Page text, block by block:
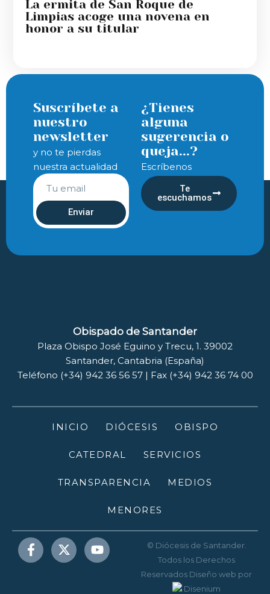
La ermita de San Roque de
Limpias acoge una novena en
honor a su titular
Suscríbete a
nuestro
newsletter
y no te pierdas
nuestra actualidad
Enviar
¿Tienes
alguna
sugerencia o
queja...?
Escríbenos
Te
escuchamos
Obispado de Santander
Plaza Obispo José Eguino y Trecu, 1. 39002
Santander, Cantabria (España)
Teléfono (+34) 942 36 56 57 | Fax (+34) 942 36 74 00
INICIO DIÓCESIS OBISPO
CATEDRAL SERVICIOS
TRANSPARENCIA MEDIOS
MENORES
© Diócesis de Santander.
Todos los Derechos
Reservados Diseño web por
Disenium